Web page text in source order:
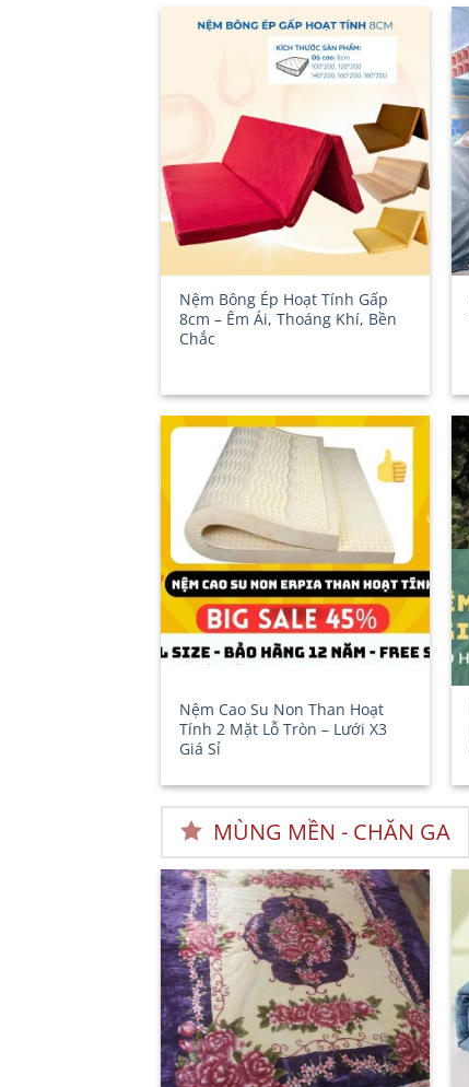
Nệm Bông Ép Hoạt Tính Gấp
8cm – Êm Ái, Thoáng Khí, Bền
Chắc
Nệm Cao Su Non Than Hoạt
Tính 2 Mặt Lỗ Tròn – Lưới X3
Giá Sỉ
MÙNG MỀN - CHĂN GA